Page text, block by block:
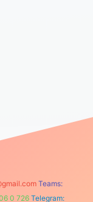
Teams:
0 726 Telegram: